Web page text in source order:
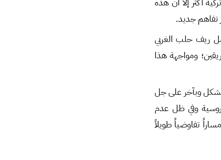
تفاهم جديد.
ريف حلب الغربي
ومواجهة هذا
بشكل وبآخر على جل
وفي ظل عدم
تفاوضياً طويلاً